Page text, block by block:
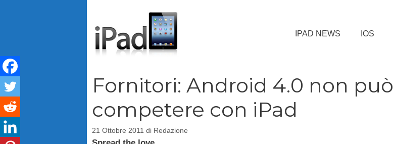
IPAD NEWS IOS
Fornitori: Android 4.0 non può
competere con iPad
21 Ottobre 2011 di Redazione